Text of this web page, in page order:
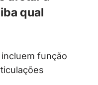
qual
função